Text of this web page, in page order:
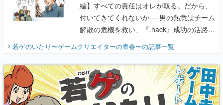
編】すべての責任はオレが取る。だから、
付いてきてくれないか──男の熱意はチーム
解散の危機を救い、『.hack』成功の活路を
『少年ジャンプ』色だった【若ゲのいた
り】
若ゲのいたり〜ゲームクリエイターの青春〜の記事一覧